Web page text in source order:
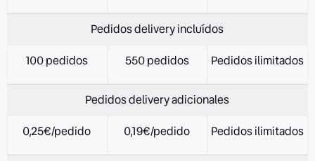
Pedidos delivery incluídos
100 pedidos
550 pedidos Pedidos ilimitados
Pedidos delivery adicionales
0,25€/pedido
0,19€/pedido Pedidos ilimitados